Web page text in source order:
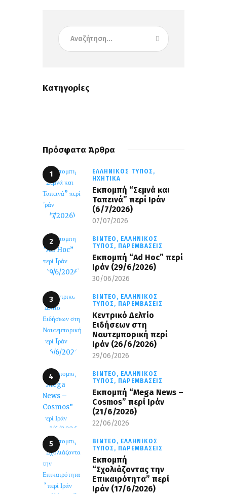
Κατηγορίες
Πρόσφατα Άρθρα
ΕΛΛΗΝΙΚΌΣ ΤΎΠΟΣ,
ΗΧΗΤΙΚΆ
Εκπομπή “Σεμνά και
Ταπεινά” περί Ιράν
(6/7/2026)
07/07/2026
ΒΊΝΤΕΟ, ΕΛΛΗΝΙΚΌΣ
ΤΎΠΟΣ, ΠΑΡΕΜΒΆΣΕΙΣ
Εκπομπή “Ad Hoc” περί
Iράν (29/6/2026)
30/06/2026
ΒΊΝΤΕΟ, ΕΛΛΗΝΙΚΌΣ
ΤΎΠΟΣ, ΠΑΡΕΜΒΆΣΕΙΣ
Κεντρικό Δελτίο
Ειδήσεων στη
Ναυτεμπορική περί
Iράν (26/6/2026)
29/06/2026
ΒΊΝΤΕΟ, ΕΛΛΗΝΙΚΌΣ
ΤΎΠΟΣ, ΠΑΡΕΜΒΆΣΕΙΣ
Eκπομπή “Mega News –
Cosmos” περί Ιράν
(21/6/2026)
22/06/2026
ΒΊΝΤΕΟ, ΕΛΛΗΝΙΚΌΣ
ΤΎΠΟΣ, ΠΑΡΕΜΒΆΣΕΙΣ
Εκπομπή
“Σχολιάζοντας την
Επικαιρότητα” περί
Ιράν (17/6/2026)